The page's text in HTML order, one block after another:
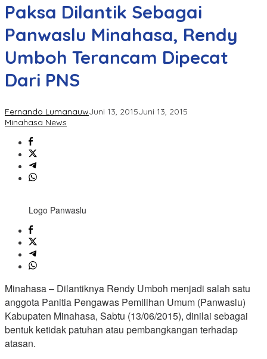
Paksa Dilantik Sebagai
Panwaslu Minahasa, Rendy
Umboh Terancam Dipecat
Dari PNS
Fernando LumanauwJuni 13, 2015Juni 13, 2015
Minahasa News
Logo Panwaslu
Minahasa – Dilantiknya Rendy Umboh menjadi salah satu
anggota Panitia Pengawas Pemilihan Umum (Panwaslu)
Kabupaten Minahasa, Sabtu (13/06/2015), dinilai sebagai
bentuk ketidak patuhan atau pembangkangan terhadap
atasan.